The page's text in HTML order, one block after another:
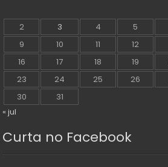
2
3 4 5
9
10 11 12
16
17 18 19
23
24 25 26
30
31
« jul
Curta no Facebook